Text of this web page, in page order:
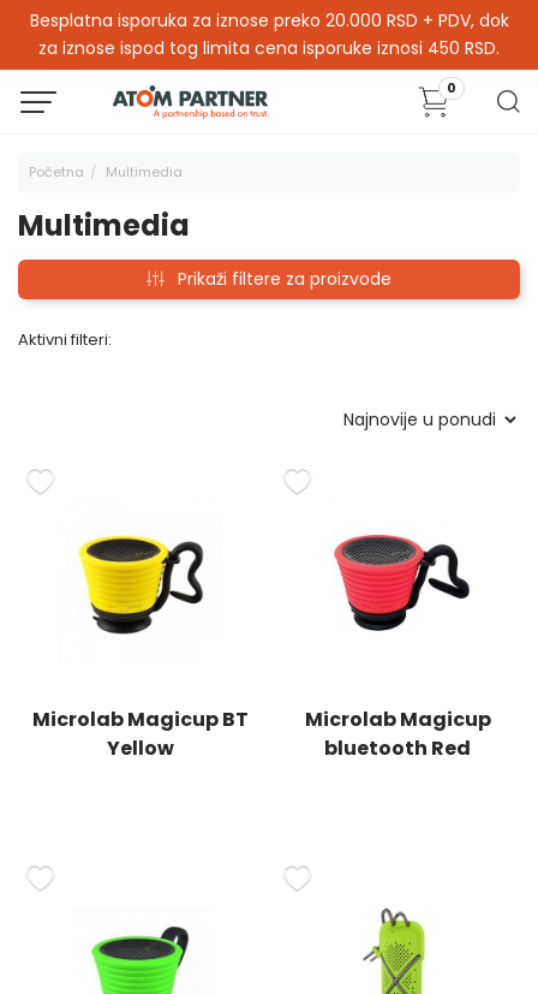
Besplatna isporuka za iznose preko 20.000 RSD + PDV, dok
za iznose ispod tog limita cena isporuke iznosi 450 RSD.
0
Početna Multimedia
Multimedia
Prikaži filtere za proizvode
Aktivni filteri:
Microlab Magicup BT
Yellow
Microlab Magicup
bluetooth Red